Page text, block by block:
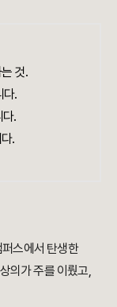
것.
다.
다.
.
스에서 탄생한
의가 주를 이뤘고,